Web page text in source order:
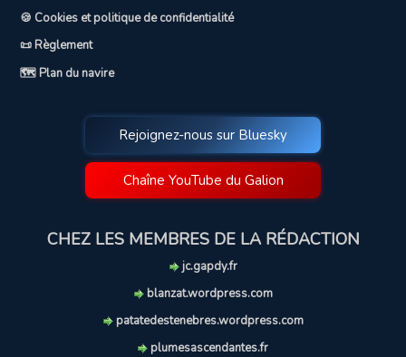
🍪 Cookies et politique de confidentialité
📜 Règlement
🗺️ Plan du navire
Rejoignez-nous sur Bluesky
Chaîne YouTube du Galion
CHEZ LES MEMBRES DE LA RÉDACTION
jc.gapdy.fr
blanzat.wordpress.com
patatedestenebres.wordpress.com
plumesascendantes.fr